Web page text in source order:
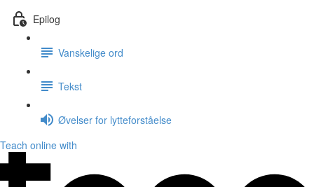
Epilog
Vanskelige ord
Tekst
Øvelser for lytteforståelse
Teach online with